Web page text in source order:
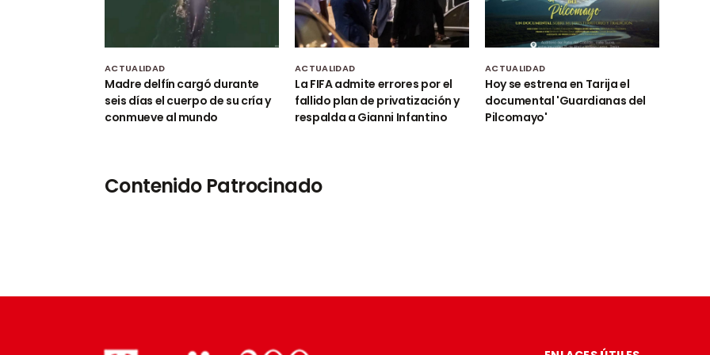
ACTUALIDAD
Madre delfín cargó durante
seis días el cuerpo de su cría y
conmueve al mundo
ACTUALIDAD
La FIFA admite errores por el
fallido plan de privatización y
respalda a Gianni Infantino
ACTUALIDAD
Hoy se estrena en Tarija el
documental 'Guardianas del
Pilcomayo'
Contenido Patrocinado